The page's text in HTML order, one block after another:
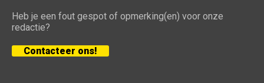
Heb je een fout gespot of opmerking(en) voor onze
redactie?
Contacteer ons!